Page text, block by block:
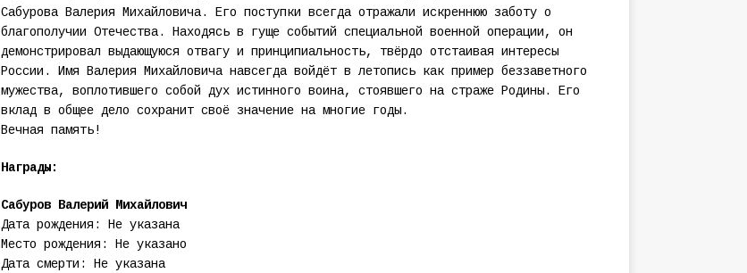
Сабурова Валерия Михайловича. Его поступки всегда отражали искреннюю заботу о
благополучии Отечества. Находясь в гуще событий специальной военной операции, он
демонстрировал выдающуюся отвагу и принципиальность, твёрдо отстаивая интересы
России. Имя Валерия Михайловича навсегда войдёт в летопись как пример беззаветного
мужества, воплотившего собой дух истинного воина, стоявшего на страже Родины. Его
вклад в общее дело сохранит своё значение на многие годы.
Вечная память!
Награды:
Сабуров Валерий Михайлович
Дата рождения: Не указана
Место рождения: Не указано
Дата смерти: Не указана